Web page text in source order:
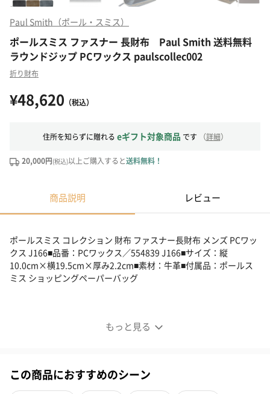
Paul Smith（ポール・スミス）
ポールスミス ファスナー 長財布 Paul Smith 送料無料
ラウンドジップ PCワックス paulscollec002
折り財布
¥48,620 （税込）
住所を知らずに贈れる eギフト対象商品 です （詳細）
20,000円(税込)以上ご購入すると送料無料！
商品説明 レビュー
もっと見る
ポールスミス コレクション 財布 ファスナー長財布 メンズ PCワッ
クス J166■品番：PCワックス／554839 J166■サイズ：縦
10.0cm×横19.5cm×厚み2.2cm■素材：牛革■付属品：ポールス
ミス ショッピングペーパーバッグ
この商品におすすめのシーン